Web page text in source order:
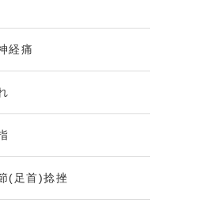
経痛
(足首)捻挫